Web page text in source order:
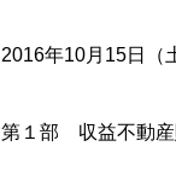
2016年10月15日（
第１部 収益不動産